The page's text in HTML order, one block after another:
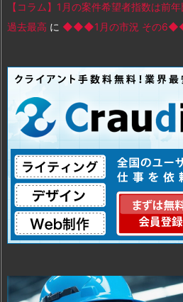
【コラム】1月の案件希望者指数は前
過去最高 に ◆◆◆1月の市況 その